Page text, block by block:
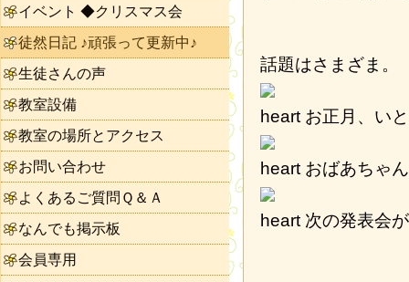
話題はさまざま。
お正月、い
おばあちゃ
次の発表会
イベント ◆クリスマス会
徒然日記 ♪頑張って更新中♪
生徒さんの声
教室設備
教室の場所とアクセス
お問い合わせ
よくあるご質問Ｑ＆Ａ
なんでも掲示板
会員専用